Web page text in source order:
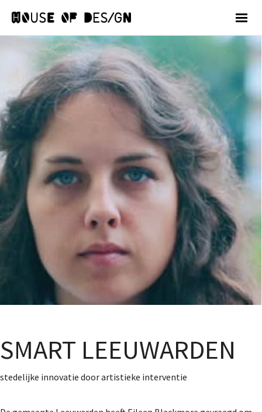
SMART LEEUWARDEN
stedelijke innovatie door artistieke interventie